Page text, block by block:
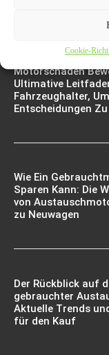
Cookie-
Motorschaden
Ultimative
Fahrzeughalter,
Entscheidungen
Wie Ein
Sparen Kann: Die
von
zu Neuwagen
Der Rückblick auf
gebrauchter
Aktuelle Trends
für den Kauf